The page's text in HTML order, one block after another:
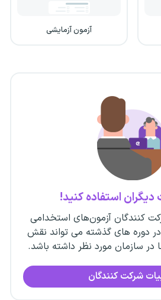
آزمون آزمایشی
دیگران استفاده کنید!
کنندگان آزمون‌های استخدامی
دوره های گذشته می تواند نقش
در سازمان مورد نظر داشته باشد.
شرکت کنندگان